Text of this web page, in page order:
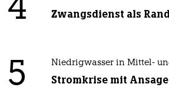
4 Zwangsdienst als
5 Niedrigwasser in Mittel-
Stromkrise mit Ansage